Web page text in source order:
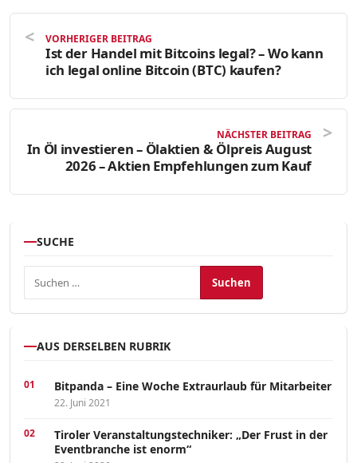
VORHERIGER BEITRAG
Ist der Handel mit Bitcoins legal? – Wo kann
ich legal online Bitcoin (BTC) kaufen?
NÄCHSTER BEITRAG
In Öl investieren – Ölaktien & Ölpreis August
2026 – Aktien Empfehlungen zum Kauf
SUCHE
Suchen nach:
AUS DERSELBEN RUBRIK
Bitpanda – Eine Woche Extraurlaub für Mitarbeiter
22. Juni 2021
Tiroler Veranstaltungstechniker: „Der Frust in der
Eventbranche ist enorm“